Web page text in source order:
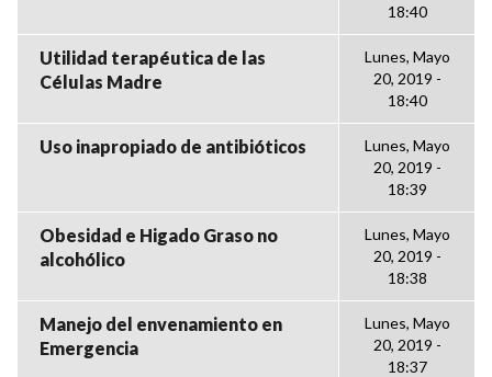
18:40
Utilidad terapéutica de las
Células Madre
Lunes, Mayo
20, 2019 -
18:40
Uso inapropiado de antibióticos
Lunes, Mayo
20, 2019 -
18:39
Obesidad e Higado Graso no
alcohólico
Lunes, Mayo
20, 2019 -
18:38
Manejo del envenamiento en
Emergencia
Lunes, Mayo
20, 2019 -
18:37